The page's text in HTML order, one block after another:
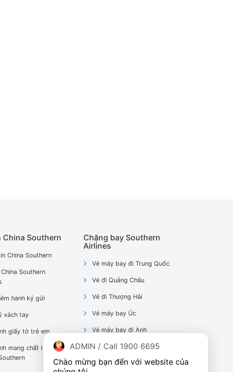
China Southern
China Southern
Southern
hành ký gửi
xách tay
giấy tờ trẻ em
mang chất lỏng
Chặng bay Southern
Airlines
Vé máy bay đi Trung Quốc
Vé đi Quảng Châu
Vé đi Thượng Hải
Vé máy bay Úc
Vé máy bay đi Anh
Vé máy bay đi Pháp
Vé máy bay đi Mỹ
ADMIN / Call 1900 6695
Chào mừng bạn đến với website của